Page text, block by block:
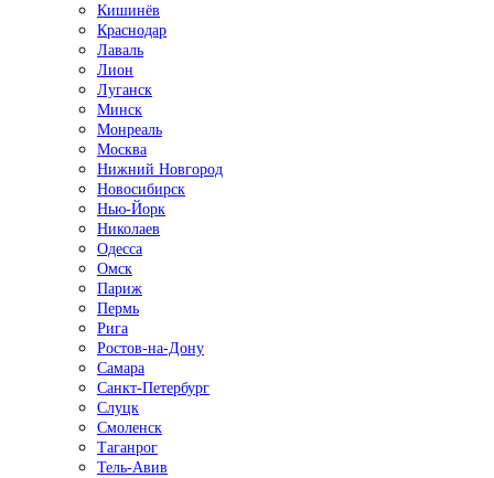
Кишинёв
Краснодар
Лаваль
Лион
Луганск
Минск
Монреаль
Москва
Нижний Новгород
Новосибирск
Нью-Йорк
Николаев
Одесса
Омск
Париж
Пермь
Рига
Ростов-на-Дону
Самара
Санкт-Петербург
Слуцк
Смоленск
Таганрог
Тель-Авив